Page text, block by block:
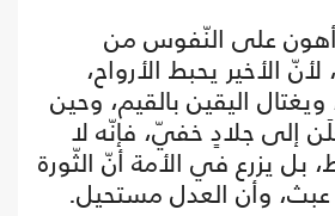
أهون على النّفوس من
الأخير يحبط الأرواح،
اليقين بالقيم، وحين
إلى جلادٍ خفيّ، فإنّه لا
بل يزرع في الأمة أنّ الثّورة
عبث، وأن العدل مستحيل.